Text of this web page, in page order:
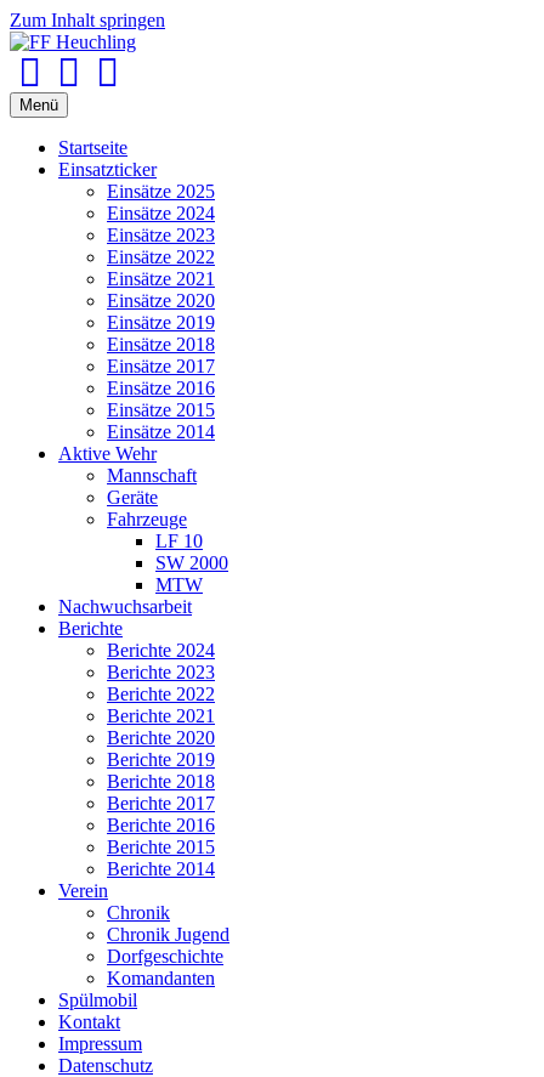
Zum Inhalt springen
Menü
Startseite
Einsatzticker
Einsätze 2025
Einsätze 2024
Einsätze 2023
Einsätze 2022
Einsätze 2021
Einsätze 2020
Einsätze 2019
Einsätze 2018
Einsätze 2017
Einsätze 2016
Einsätze 2015
Einsätze 2014
Aktive Wehr
Mannschaft
Geräte
Fahrzeuge
LF 10
SW 2000
MTW
Nachwuchsarbeit
Berichte
Berichte 2024
Berichte 2023
Berichte 2022
Berichte 2021
Berichte 2020
Berichte 2019
Berichte 2018
Berichte 2017
Berichte 2016
Berichte 2015
Berichte 2014
Verein
Chronik
Chronik Jugend
Dorfgeschichte
Komandanten
Spülmobil
Kontakt
Impressum
Datenschutz